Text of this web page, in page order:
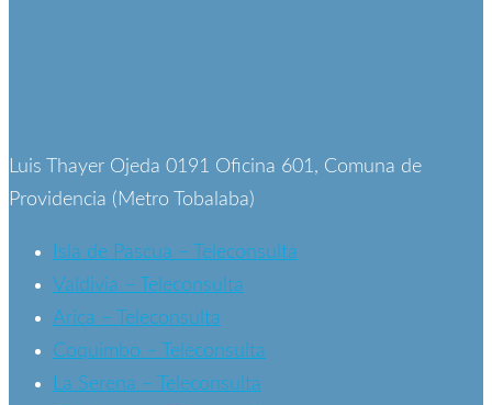
Luis Thayer Ojeda 0191 Oficina 601, Comuna de
Providencia (Metro Tobalaba)
Isla de Pascua – Teleconsulta
Valdivia – Teleconsulta
Arica – Teleconsulta
Coquimbo – Teleconsulta
La Serena – Teleconsulta